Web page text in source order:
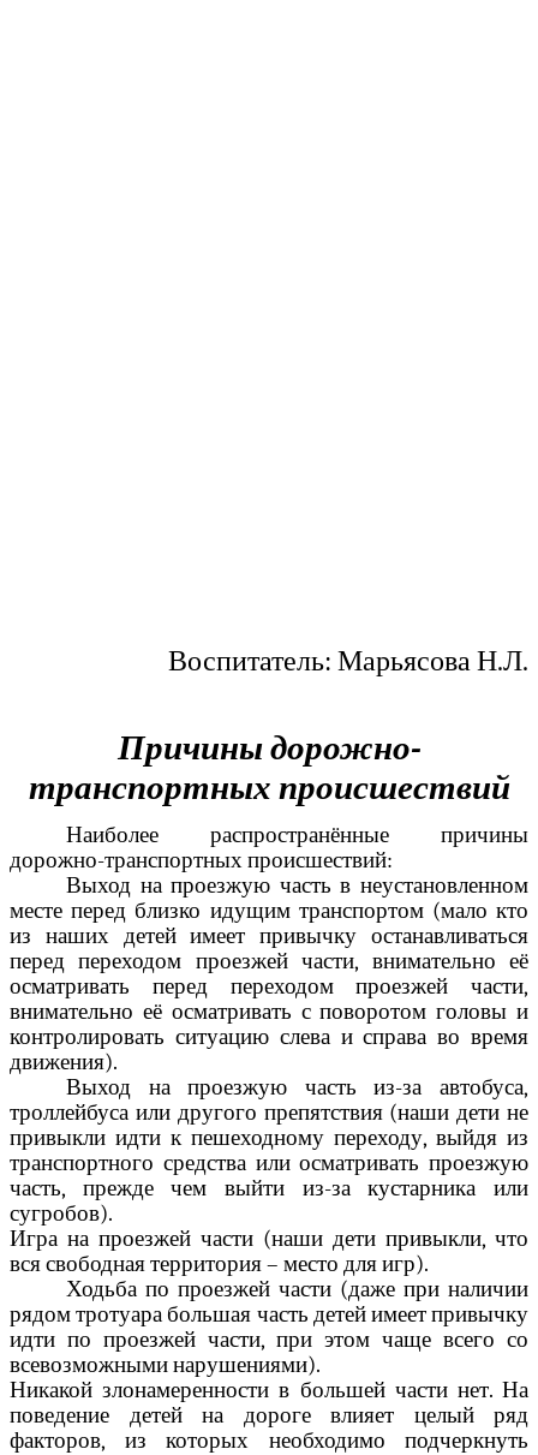
Воспитатель: Марьясова Н.Л.
Причины дорожно-
транспортных происшествий
Наиболее распространённые причины
дорожно-транспортных происшествий:
Выход на проезжую часть в неустановленном
месте перед близко идущим транспортом (мало кто
из наших детей имеет привычку останавливаться
перед переходом проезжей части, внимательно её
осматривать перед переходом проезжей части,
внимательно её осматривать с поворотом головы и
контролировать ситуацию слева и справа во время
движения).
Выход на проезжую часть из-за автобуса,
троллейбуса или другого препятствия (наши дети не
привыкли идти к пешеходному переходу, выйдя из
транспортного средства или осматривать проезжую
часть, прежде чем выйти из-за кустарника или
сугробов).
Игра на проезжей части (наши дети привыкли, что
вся свободная территория – место для игр).
Ходьба по проезжей части (даже при наличии
рядом тротуара большая часть детей имеет привычку
идти по проезжей части, при этом чаще всего со
всевозможными нарушениями).
Никакой злонамеренности в большей части нет. На
поведение детей на дороге влияет целый ряд
факторов, из которых необходимо подчеркнуть